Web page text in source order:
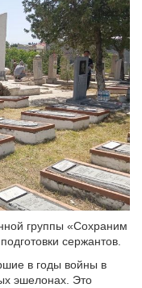
группы «Сохраним
сержантов.
в годы войны в
эшелонах. Это